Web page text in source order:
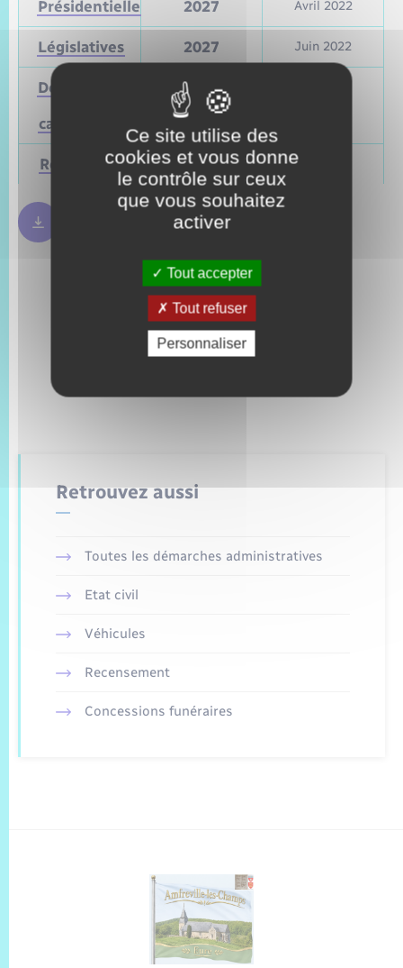
Présidentielle 2027 Avril 2022
Législatives 2027 Juin 2022
Départementales
cantonales)
Mars 2028
Régionales Mars 2028 Juin 2021
Règles bulletin de vote
Retrouvez aussi
Toutes les démarches administratives
Etat civil
Véhicules
Recensement
Concessions funéraires
Ce site utilise des
cookies et vous donne
le contrôle sur ceux
que vous souhaitez
activer
Tout accepter
Tout refuser
Personnaliser